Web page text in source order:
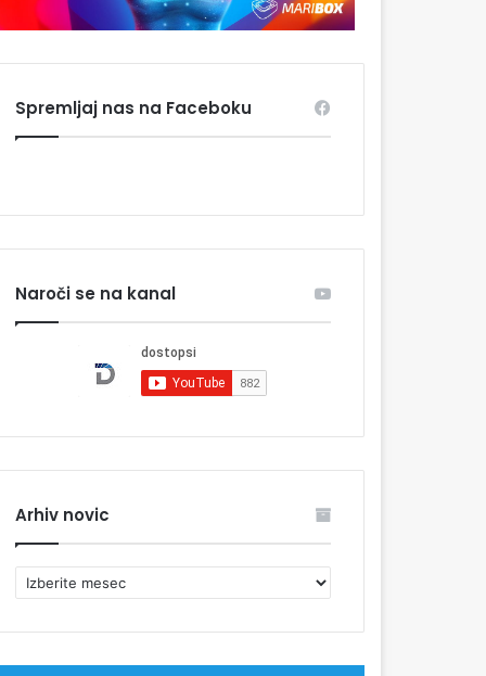
Spremljaj nas na Faceboku
Naroči se na kanal
Arhiv novic
r
v